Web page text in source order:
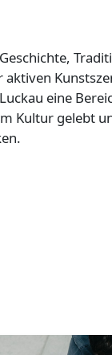
eine
Kultur gelebt